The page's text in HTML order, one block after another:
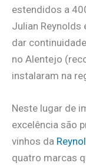
estendidos a
Julian Reynolds
dar
no Alentejo
instalaram na
Neste lugar de
excelência são
vinhos da
quatro marcas